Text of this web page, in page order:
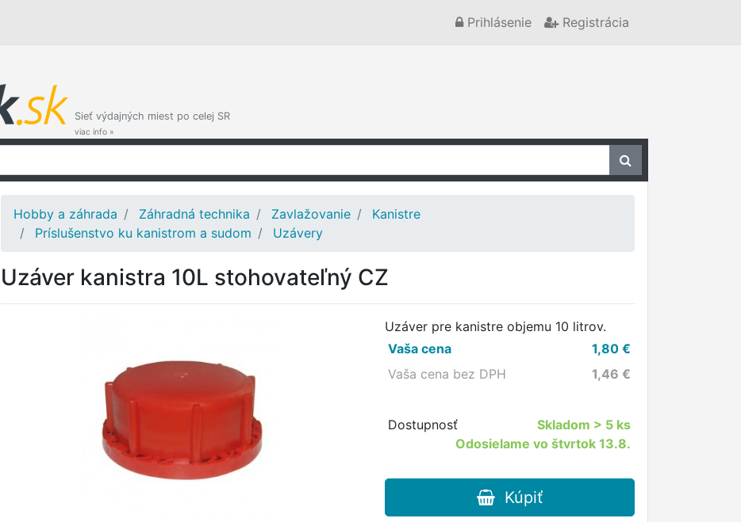
Prihlásenie Registrácia
Sieť výdajných miest po celej SR
viac info »
Hobby a záhrada Záhradná technika Zavlažovanie
Kanistre
Príslušenstvo ku kanistrom a sudom
Uzávery
Uzáver kanistra 10L stohovateľný CZ
Uzáver pre kanistre objemu 10 litrov.
Vaša cena
1,80€
Vaša cena bez DPH
1,46 €
Dostupnosť Skladom > 5 ks
Odosielame vo štvrtok 13.8.
Kúpiť